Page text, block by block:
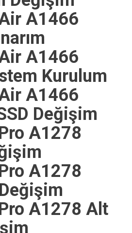
A1466
A1466
Kurulum
A1466
Değişim
A1278
A1278
A1278 Alt